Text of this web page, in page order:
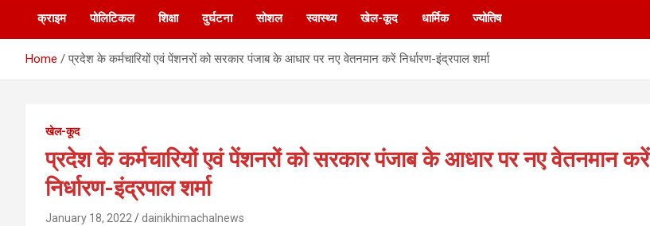
क्राइम पोलिटिकल शिक्षा दुर्घटना सोशल स्वास्थ्य खेल-कूद धार्मिक ज्योतिष
Home प्रदेश के कर्मचारियों एवं पेंशनरों को सरकार पंजाब के आधार पर नए वेतनमान करें निर्धारण-इंद्रपाल शर्मा
खेल-कूद
प्रदेश के कर्मचारियों एवं पेंशनरों को सरकार पंजाब के आधार पर नए वेतनमान करें
निर्धारण-इंद्रपाल शर्मा
January 18, 2022 dainikhimachalnews